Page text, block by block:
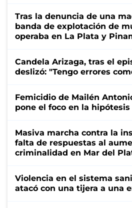
Tras la denuncia de una
banda de explotación de
operaba en La Plata y
Candela Arizaga, tras el
deslizó: "Tengo errores
Femicidio de Mailén
pone el foco en la
Masiva marcha contra la
falta de respuestas al
criminalidad en Mar del
Violencia en el sistema
atacó con una tijera a una